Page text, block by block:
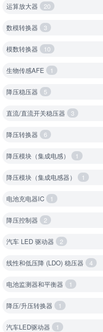
运算放大器 20
数模转换器 3
模数转换器 10
生物传感AFE 1
降压稳压器 5
直流/直流开关稳压器 3
降压转换器 6
降压模块（集成电感） 1
降压模块（集成电感器） 1
电池充电器IC 1
降压控制器 2
汽车 LED 驱动器 2
线性和低压降 (LDO) 稳压器 4
电池监测器和平衡器 1
降压/升压转换器 1
汽车LED驱动器 1